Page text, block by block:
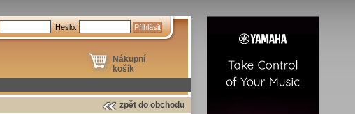
Nákupní
košík
Heslo:
zpět do obchodu